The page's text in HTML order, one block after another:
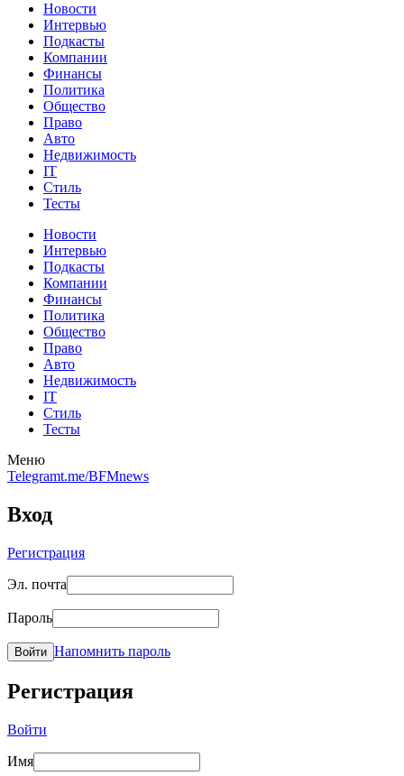
Новости
Интервью
Подкасты
Компании
Финансы
Политика
Общество
Право
Авто
Недвижимость
IT
Стиль
Тесты
Новости
Интервью
Подкасты
Компании
Финансы
Политика
Общество
Право
Авто
Недвижимость
IT
Стиль
Тесты
Меню
Telegramt.me/BFMnews
Вход
Регистрация
Эл. почта
Пароль
Войти Напомнить пароль
Регистрация
Войти
Имя